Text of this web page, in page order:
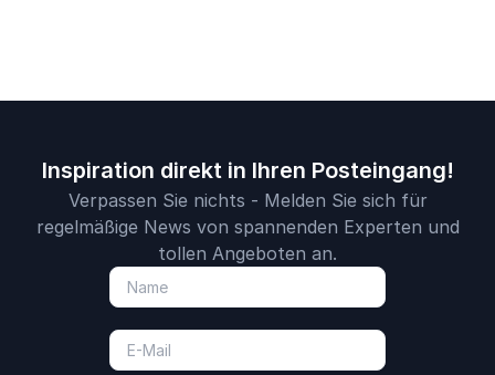
Inspiration direkt in Ihren Posteingang!
Verpassen Sie nichts - Melden Sie sich für
regelmäßige News von spannenden Experten und
tollen Angeboten an.